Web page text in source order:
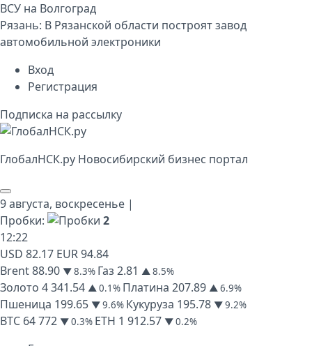
ВСУ на Волгоград
Рязань: В Рязанской области построят завод
автомобильной электроники
Вход
Регистрация
Подписка на рассылку
ГлобалНСК.py Новосибирский бизнес портал
9 августа, воскресенье |
Пробки:
2
12:22
USD 82.17 EUR94.84
Brent88.90 ▼ 8.3% Газ 2.81 ▲ 8.5%
Золото 4 341.54 ▲ 0.1% Платина 207.89 ▲ 6.9%
Пшеница 199.65 ▼ 9.6% Кукуруза 195.78 ▼ 9.2%
BTC 64 772 ▼ 0.3% ETH 1 912.57 ▼ 0.2%